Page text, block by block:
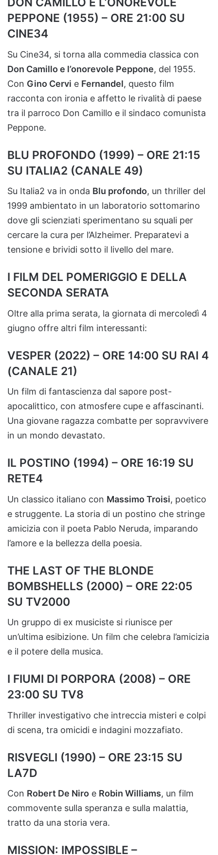
PEPPONE (1955) – ORE 21:00 SU
CINE34
Su Cine34, si torna alla commedia classica con
Don Camillo e l’onorevole Peppone, del 1955.
Con Gino Cervi e Fernandel, questo film
racconta con ironia e affetto le rivalità di paese
tra il parroco Don Camillo e il sindaco comunista
Peppone.
BLU PROFONDO (1999) – ORE 21:15
SU ITALIA2 (CANALE 49)
Su Italia2 va in onda Blu profondo, un thriller del
1999 ambientato in un laboratorio sottomarino
dove gli scienziati sperimentano su squali per
cercare la cura per l’Alzheimer. Preparatevi a
tensione e brividi sotto il livello del mare.
I FILM DEL POMERIGGIO E DELLA
SECONDA SERATA
Oltre alla prima serata, la giornata di mercoledì 4
giugno offre altri film interessanti:
VESPER (2022) – ORE 14:00 SU RAI 4
(CANALE 21)
Un film di fantascienza dal sapore post-
apocalittico, con atmosfere cupe e affascinanti.
Una giovane ragazza combatte per sopravvivere
in un mondo devastato.
IL POSTINO (1994) – ORE 16:19 SU
RETE4
Un classico italiano con Massimo Troisi, poetico
e struggente. La storia di un postino che stringe
amicizia con il poeta Pablo Neruda, imparando
l’amore e la bellezza della poesia.
THE LAST OF THE BLONDE
BOMBSHELLS (2000) – ORE 22:05
SU TV2000
Un gruppo di ex musiciste si riunisce per
un’ultima esibizione. Un film che celebra l’amicizia
e il potere della musica.
I FIUMI DI PORPORA (2008) – ORE
23:00 SU TV8
Thriller investigativo che intreccia misteri e colpi
di scena, tra omicidi e indagini mozzafiato.
RISVEGLI (1990) – ORE 23:15 SU
LA7D
Con Robert De Niro e Robin Williams, un film
commovente sulla speranza e sulla malattia,
tratto da una storia vera.
MISSION: IMPOSSIBLE –